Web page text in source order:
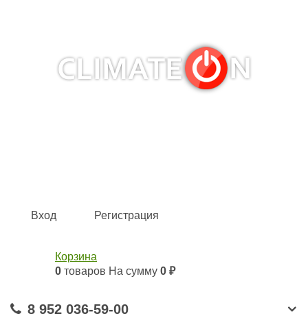
Вход Регистрация
Корзина
0 товаров На сумму 0 ₽
8 952 036-59-00